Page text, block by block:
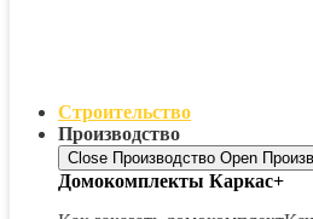
Строительство
Производство
Close Производство Open
Домокомплекты Каркас+